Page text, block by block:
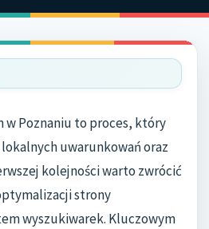
w Poznaniu to proces, który
uwarunkowań oraz
kolejności warto zwrócić
strony
wyszukiwarek. Kluczowym